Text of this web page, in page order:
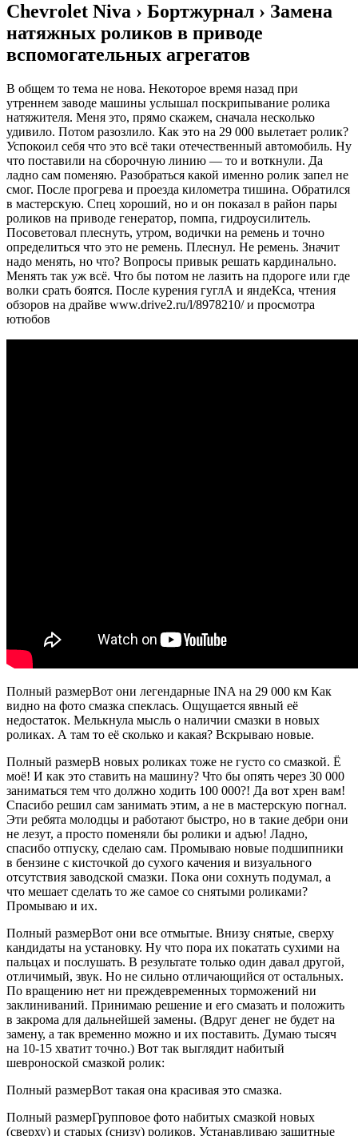
Chevrolet Niva › Бортжурнал › Замена
натяжных роликов в приводе
вспомогательных агрегатов
В общем то тема не нова. Некоторое время назад при
утреннем заводе машины услышал поскрипывание ролика
натяжителя. Меня это, прямо скажем, сначала несколько
удивило. Потом разозлило. Как это на 29 000 вылетает ролик?
Успокоил себя что это всё таки отечественный автомобиль. Ну
что поставили на сборочную линию — то и воткнули. Да
ладно сам поменяю. Разобраться какой именно ролик запел не
смог. После прогрева и проезда километра тишина. Обратился
в мастерскую. Спец хороший, но и он показал в район пары
роликов на приводе генератор, помпа, гидроусилитель.
Посоветовал плеснуть, утром, водички на ремень и точно
определиться что это не ремень. Плеснул. Не ремень. Значит
надо менять, но что? Вопросы привык решать кардинально.
Менять так уж всё. Что бы потом не лазить на пдороге или где
волки срать боятся. После курения гуглА и яндеКса, чтения
обзоров на драйве www.drive2.ru/l/8978210/ и просмотра
ютюбов
Полный размерВот они легендарные INA на 29 000 км Как
видно на фото смазка спеклась. Ощущается явный её
недостаток. Мелькнула мысль о наличии смазки в новых
роликах. А там то её сколько и какая? Вскрываю новые.
Полный размерВ новых роликах тоже не густо со смазкой. Ё
моё! И как это ставить на машину? Что бы опять через 30 000
заниматься тем что должно ходить 100 000?! Да вот хрен вам!
Спасибо решил сам занимать этим, а не в мастерскую погнал.
Эти ребята молодцы и работают быстро, но в такие дебри они
не лезут, а просто поменяли бы ролики и адъю! Ладно,
спасибо отпуску, сделаю сам. Промываю новые подшипники
в бензине с кисточкой до сухого качения и визуального
отсутствия заводской смазки. Пока они сохнуть подумал, а
что мешает сделать то же самое со снятыми роликами?
Промываю и их.
Полный размерВот они все отмытые. Внизу снятые, сверху
кандидаты на установку. Ну что пора их покатать сухими на
пальцах и послушать. В результате только один давал другой,
отличимый, звук. Но не сильно отличающийся от остальных.
По вращению нет ни преждевременных торможений ни
заклиниваний. Принимаю решение и его смазать и положить
в закрома для дальнейшей замены. (Вдруг денег не будет на
замену, а так временно можно и их поставить. Думаю тысяч
на 10-15 хватит точно.) Вот так выглядит набитый
шевроноской смазкой ролик:
Полный размерВот такая она красивая это смазка.
Полный размерГрупповое фото набитых смазкой новых
(сверху) и старых (снизу) роликов. Устанавливаю защитные